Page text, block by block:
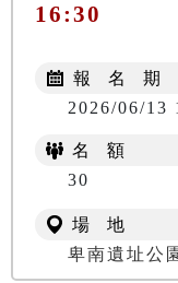
16:30
報 名 期
2026/06/13
名 額
30
場 地
卑南遺址公